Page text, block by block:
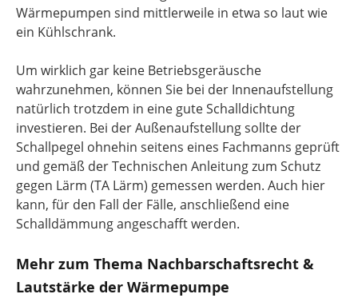
Wärmepumpen sind mittlerweile in etwa so laut wie
ein Kühlschrank.
Um wirklich gar keine Betriebsgeräusche
wahrzunehmen, können Sie bei der Innenaufstellung
natürlich trotzdem in eine gute Schalldichtung
investieren. Bei der Außenaufstellung sollte der
Schallpegel ohnehin seitens eines Fachmanns geprüft
und gemäß der Technischen Anleitung zum Schutz
gegen Lärm (TA Lärm) gemessen werden. Auch hier
kann, für den Fall der Fälle, anschließend eine
Schalldämmung angeschafft werden.
Mehr zum Thema Nachbarschaftsrecht &
Lautstärke der Wärmepumpe